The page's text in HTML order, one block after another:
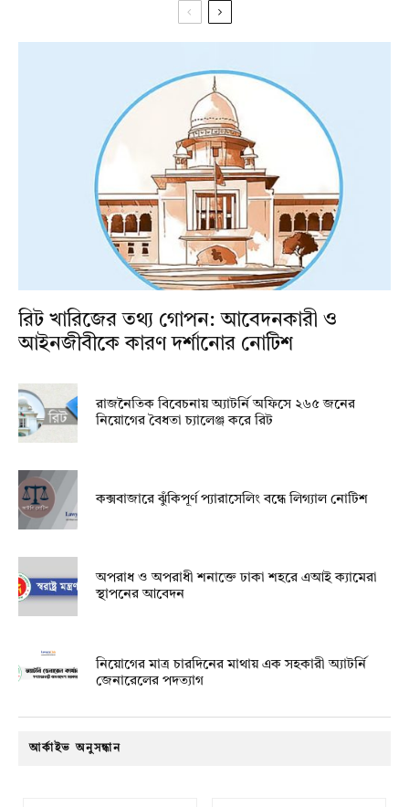
রিট খারিজের তথ্য গোপন: আবেদনকারী ও
আইনজীবীকে কারণ দর্শানোর নোটিশ
রাজনৈতিক বিবেচনায় অ‍্যাটর্নি অফিসে ২৬৫ জনের
নিয়োগের বৈধতা চ্যালেঞ্জ করে রিট
কক্সবাজারে ঝুঁকিপূর্ণ প্যারাসেলিং বন্ধে লিগ্যাল নোটিশ
অপরাধ ও অপরাধী শনাক্তে ঢাকা শহরে এআই ক্যামেরা
স্থাপনের আবেদন
নিয়োগের মাত্র চারদিনের মাথায় এক সহকারী অ্যাটর্নি
জেনারেলের পদত্যাগ
আর্কাইভ অনুসন্ধান